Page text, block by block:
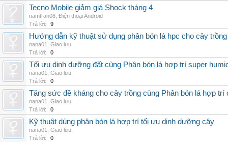
Tecno Mobile giảm giá Shock tháng 4
namtran08 Điện thoại Android
Trả lời:
9
Hướng dẫn kỹ thuật sử dụng phân bón lá hpc cho cây trồng
nana01
Giao lưu
Trả lời:
0
Tối ưu dinh dưỡng đất cùng Phân bón lá hợp trí super
nana01
Giao lưu
Trả lời:
0
Tăng sức đề kháng cho cây trồng cùng Phân bón lá hợp trí
nana01
Giao lưu
Trả lời:
0
Kỹ thuật dùng phân bón lá hợp trí tối ưu dinh dưỡng cây
nana01
Giao lưu
Trả lời:
0